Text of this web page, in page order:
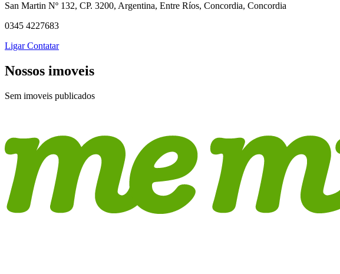
San Martin Nº 132, CP. 3200, Argentina, Entre Ríos, Concordia, Concordia
0345 4227683
LigarContatar
Nossos imoveis
Sem imoveis publicados